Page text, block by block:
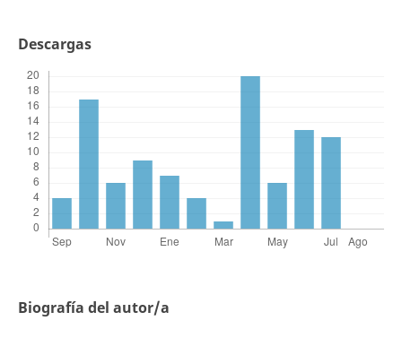
Descargas
Biografía del autor/a